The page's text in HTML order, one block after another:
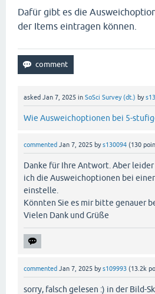
Dafür gibt es die
der Items eintragen können.
asked Jan 7, 2025 in SoSci Survey (dt.) by
Wie Ausweichoptionen bei 5-
commented Jan 7, 2025 bys130094 (130
Danke für Ihre Antwort. Aber
ich die Ausweichoptionen bei
einstelle.
Könnten Sie es mir bitte genauer
Vielen Dank und Grüße
commented Jan 7, 2025 bys109993 (13.2k
sorry, falsch gelesen :) in der Bild-